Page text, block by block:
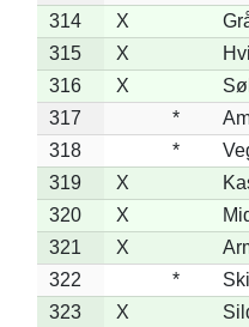
314
X
315
X
316
X
317
*
318
*
319
X
320
X
321
X
322
*
323
X